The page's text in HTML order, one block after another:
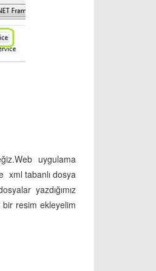
uygulama
xml tabanlı dosya
yazdığımız
bir resim ekleyelim